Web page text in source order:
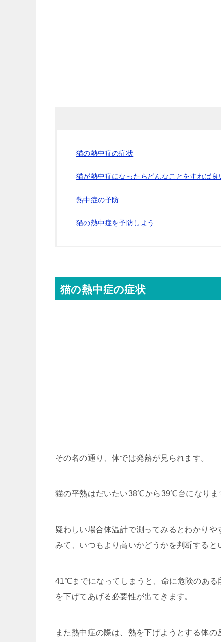
猫の熱中症の症状
猫が熱中症になったらどんなことをすれば良
熱中症の予防
猫の熱中症を予防しよう
猫の熱中症の症状
その名の通り、体では発熱が見られます。
猫の平熱はだいたい38℃から39℃台になりま
疑わしい場合体温計で測ってみるとわかり
みて、いつもより高いかどうかを判断すると
41℃までになってしまうと、命に危険のある
を下げてあげる必要性が出てきます。
また熱中症の際は、熱を下げようとする体